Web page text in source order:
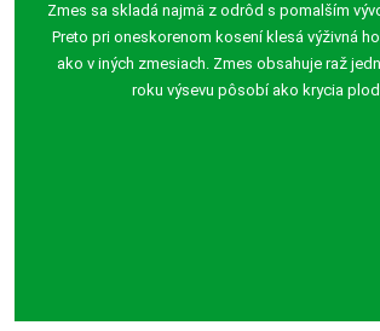
Zmes sa skladá najmä z odrôd s pomalším
Preto pri oneskorenom kosení klesá výživná
ako v iných zmesiach. Zmes obsahuje raž
roku výsevu pôsobí ako krycia